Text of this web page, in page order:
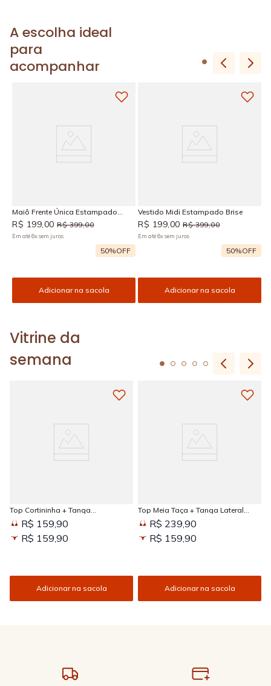
A escolha ideal
para
acompanhar
Maiô Frente Única Estampado
Brise
R$ 199,00 R$ 399,00
Em até6xsem juros
50%OFF
Adicionar na sacola
Vestido Midi Estampado Brise
R$ 199,00 R$ 399,00
Em até6xsem juros
50%OFF
Adicionar na sacola
Vitrine da
semana
Top Cortininha + Tanga
Amarradinha Estampada Sun
KissedR$ 159,90
R$ 159,90
Adicionar na sacola
Top Meia Taça + Tanga Lateral
Larga Estampada Sun Kissed
R$ 239,90
R$ 159,90
Adicionar na sacola